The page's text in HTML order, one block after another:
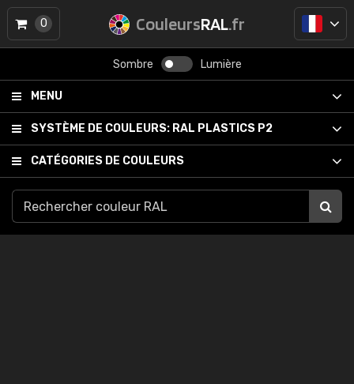
CouleursRAL.fr
Sombre Lumière
MENU
SYSTÈME DE COULEURS: RAL PLASTICS P2
CATÉGORIES DE COULEURS
0